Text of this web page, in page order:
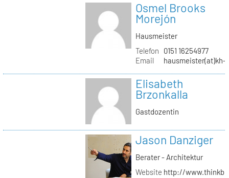
Osmel Brooks
Morejón
Hausmeister
Telefon
0151 16254977
Email
hausmeister(at)kh-
Elisabeth
Brzonkalla
Gastdozentin
Jason Danziger
Berater - Architektur
Website http://